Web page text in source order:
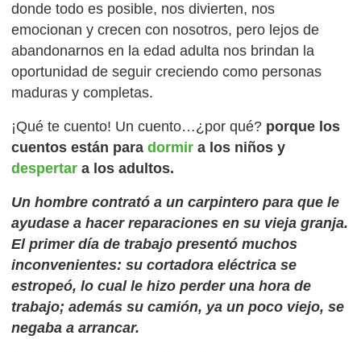
donde todo es posible, nos divierten, nos
emocionan y crecen con nosotros, pero lejos de
abandonarnos en la edad adulta nos brindan la
oportunidad de seguir creciendo como personas
maduras y completas.
¡Qué te cuento! Un cuento…¿por qué? porque los
cuentos están paradormir a los niños y
despertar a los adultos.
Un hombre contrató a un carpintero para que le
ayudase a hacer reparaciones en su vieja granja.
El primer día de trabajo presentó muchos
inconvenientes: su cortadora eléctrica se
estropeó, lo cual le hizo perder una hora de
trabajo; además su camión, ya un poco viejo, se
negaba a arrancar.